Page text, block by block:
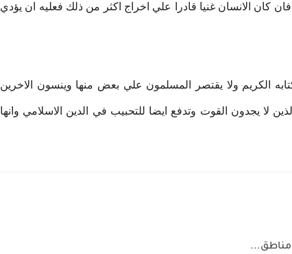
كان الانسان غنيا قادرا علي اخراج اكثر من ذلك فعليه ان يؤدي
الكريم ولا يقتصر المسلمون علي بعض منها وينسون الاخرين
لا يجدون القوت وتدفع ايضا للتحبيب في الدين الاسلامي وانها
مناطق...